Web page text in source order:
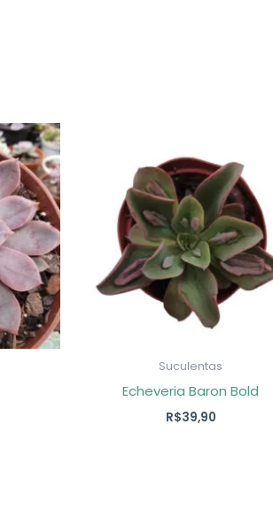
Suculentas
Echeveria Baron Bold
R$39,90